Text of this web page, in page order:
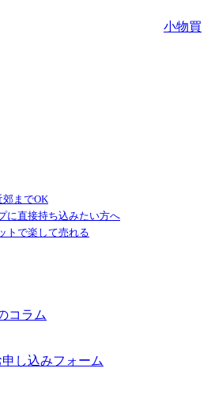
小物買
郊までOK
に直接持ち込みたい方へ
トで楽して売れる
コラム
し込みフォーム